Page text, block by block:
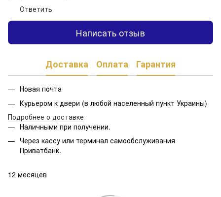
Ответить
Написать отзыв
Доставка Оплата Гарантия
Новая почта
Курьером к двери (в любой населенный пункт Украины)
Подробнее о доставке
Наличными при получении.
Через кассу или терминал самообслуживания
Приватбанк.
12 месяцев